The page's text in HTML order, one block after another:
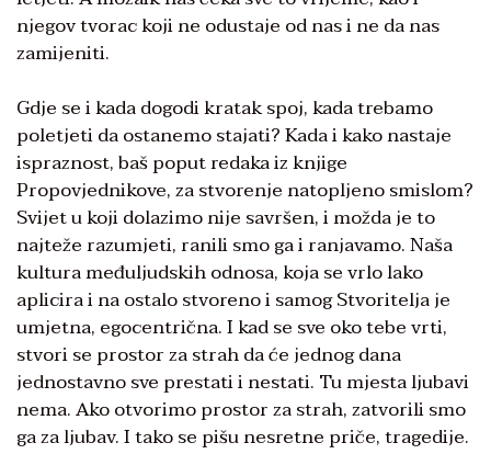
njegov tvorac koji ne odustaje od nas i ne da nas
zamijeniti.
Gdje se i kada dogodi kratak spoj, kada trebamo
poletjeti da ostanemo stajati? Kada i kako nastaje
ispraznost, baš poput redaka iz knjige
Propovjednikove, za stvorenje natopljeno smislom?
Svijet u koji dolazimo nije savršen, i možda je to
najteže razumjeti, ranili smo ga i ranjavamo. Naša
kultura međuljudskih odnosa, koja se vrlo lako
aplicira i na ostalo stvoreno i samog Stvoritelja je
umjetna, egocentrična. I kad se sve oko tebe vrti,
stvori se prostor za strah da će jednog dana
jednostavno sve prestati i nestati. Tu mjesta ljubavi
nema. Ako otvorimo prostor za strah, zatvorili smo
ga za ljubav. I tako se pišu nesretne priče, tragedije.